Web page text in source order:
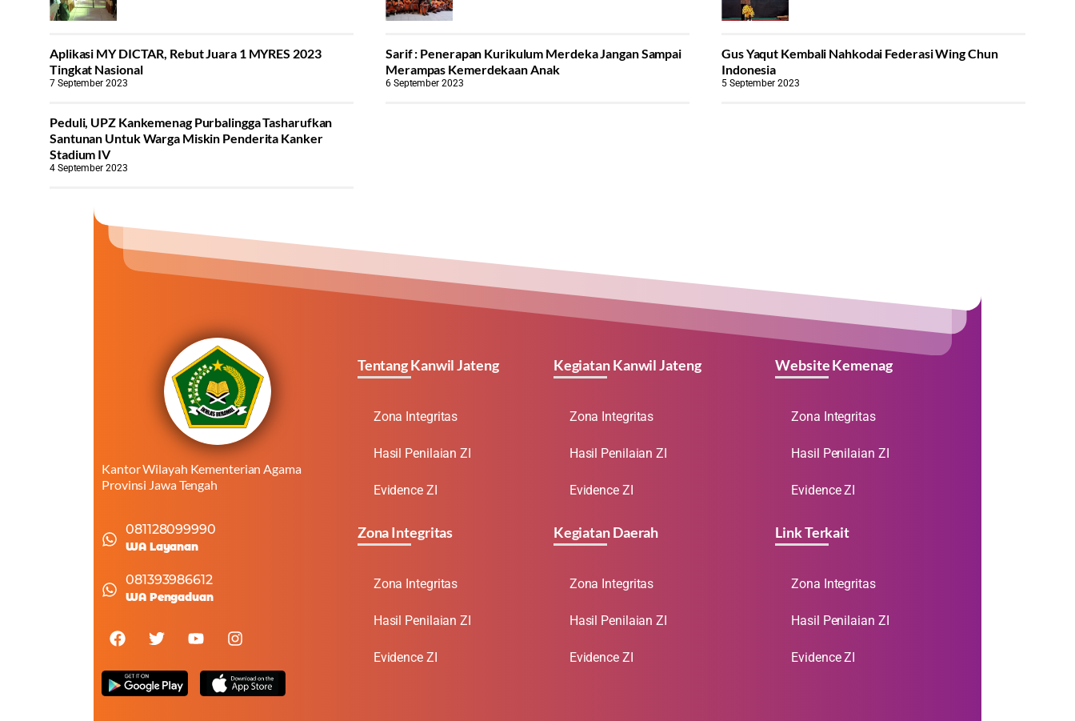
Aplikasi MY DICTAR, Rebut Juara 1 MYRES 2023
Tingkat Nasional
7 September 2023
Sarif : Penerapan Kurikulum Merdeka Jangan Sampai
Merampas Kemerdekaan Anak
6 September 2023
Gus Yaqut Kembali Nahkodai Federasi Wing Chun
Indonesia
5 September 2023
Peduli, UPZ Kankemenag Purbalingga Tasharufkan
Santunan Untuk Warga Miskin Penderita Kanker
Stadium IV
4 September 2023
Kantor Wilayah Kementerian Agama
Provinsi Jawa Tengah
081128099990
WA Layanan
081393986612
WA Pengaduan
Tentang Kanwil Jateng
Zona Integritas
Hasil Penilaian ZI
Evidence ZI
Zona Integritas
Zona Integritas
Hasil Penilaian ZI
Evidence ZI
Kegiatan Kanwil Jateng
Zona Integritas
Hasil Penilaian ZI
Evidence ZI
Kegiatan Daerah
Zona Integritas
Hasil Penilaian ZI
Evidence ZI
Website Kemenag
Zona Integritas
Hasil Penilaian ZI
Evidence ZI
Link Terkait
Zona Integritas
Hasil Penilaian ZI
Evidence ZI